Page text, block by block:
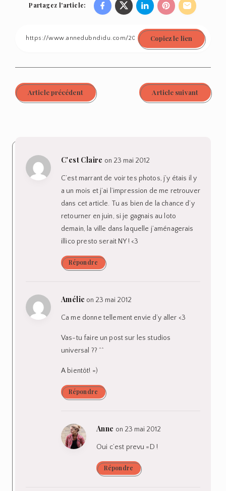
Partagez l'article: Share
Facebook
Share
Twitter
Share
Linkedin
Share
Pinterest
Share
Email
Copiez le lien
Article précédent Article suivant
C'est Claire on 23 mai 2012
C’est marrant de voir tes photos, j’y étais il y
a un mois et j’ai l’impression de me retrouver
dans cet article. Tu as bien de la chance d’y
retourner en juin, si je gagnais au loto
demain, la ville dans laquelle j’aménagerais
illico presto serait NY ! <3
Répondre
Amélie on 23 mai 2012
Ca me donne tellement envie d’y aller <3
Vas-tu faire un post sur les studios
universal ?? ^^
A bientôt! =)
Répondre
Anne on 23 mai 2012
Oui c’est prevu =D !
Répondre